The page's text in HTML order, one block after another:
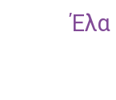
Έλα